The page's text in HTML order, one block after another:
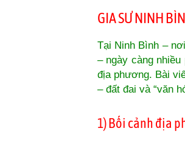
GIA SƯ NINH
Tại Ninh Bình –
– ngày càng
địa phương. Bài
– đất đai và “văn
1) Bối cảnh địa